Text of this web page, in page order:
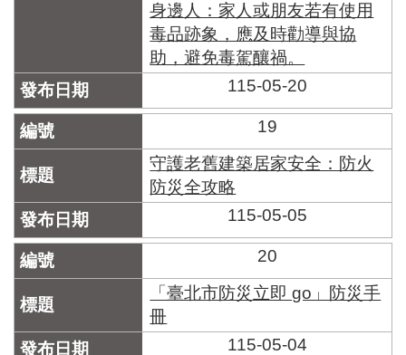
身邊人：家人或朋友若有使用
毒品跡象，應及時勸導與協
助，避免毒駕釀禍。
115-05-20
19
守護老舊建築居家安全：防火
防災全攻略
115-05-05
20
「臺北市防災立即 go」防災手
冊
115-05-04